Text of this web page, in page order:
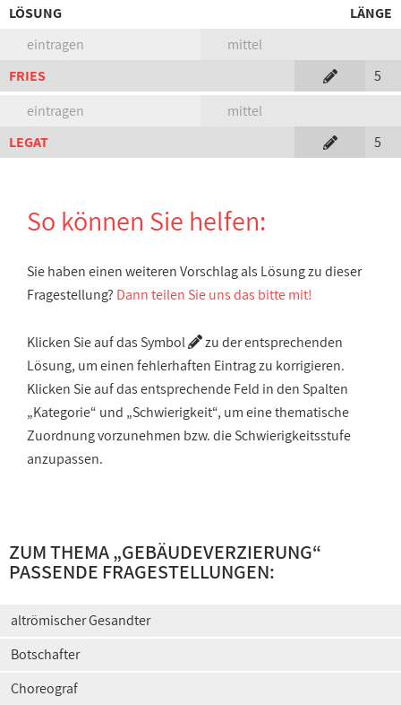
LÖSUNG
LÄNGE
eintragen
mittel
FRIES
5
eintragen
mittel
LEGAT
5
So können Sie helfen:
Sie haben einen weiteren Vorschlag als Lösung zu dieser
Fragestellung? Dann teilen Sie uns das bitte mit!
Klicken Sie auf das Symbol
zu der entsprechenden
Lösung, um einen fehlerhaften Eintrag zu korrigieren.
Klicken Sie auf das entsprechende Feld in den Spalten
„Kategorie“ und „Schwierigkeit“, um eine thematische
Zuordnung vorzunehmen bzw. die Schwierigkeitsstufe
anzupassen.
ZUM THEMA „GEBÄUDEVERZIERUNG“
PASSENDE FRAGESTELLUNGEN:
altrömischer Gesandter
Botschafter
Choreograf